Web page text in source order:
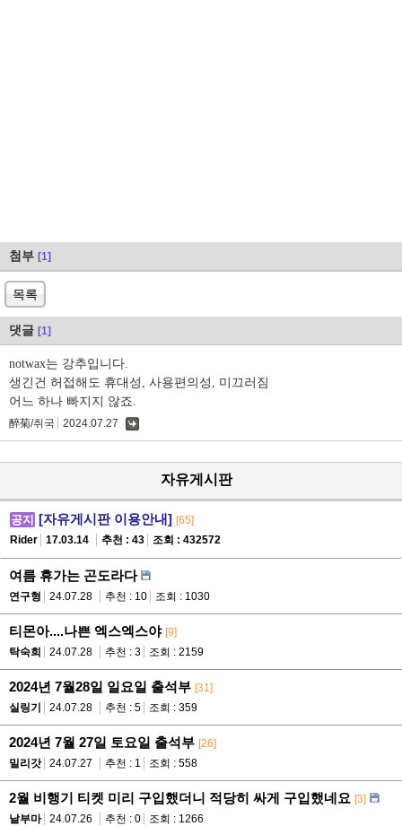
첨부 [1]
목록
댓글 [1]
notwax는 강추입니다.
생긴건 허접해도 휴대성, 사용편의성, 미끄러짐
어느 하나 빠지지 않죠.
醉菊/취국 2024.07.27
자유게시판
공지 [자유게시판 이용안내] [65]
Rider
17.03.14 추천 : 43 조회 : 432572
여름 휴가는 곤도라다
연구형 24.07.28 추천 : 10 조회 : 1030
티몬아....나쁜 엑스엑스야 [9]
탁숙희
24.07.28 추천 : 3 조회 : 2159
2024년 7월28일 일요일 출석부 [31]
실링기
24.07.28 추천 : 5 조회 : 359
2024년 7월 27일 토요일 출석부 [26]
밀리갓
24.07.27 추천 : 1 조회 : 558
2월 비행기 티켓 미리 구입했더니 적당히 싸게 구입했네요 [3]
날부마
24.07.26 추천 : 0 조회 : 1266